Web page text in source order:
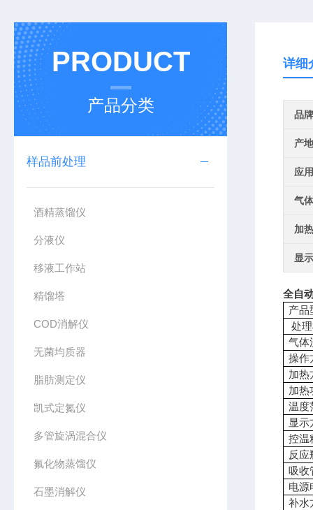
PRODUCT
产品分类
样品前处理
酒精蒸馏仪
分液仪
移液工作站
精馏塔
COD消解仪
无菌均质器
脂肪测定仪
凯式定氮仪
多管旋涡混合仪
氟化物蒸馏仪
石墨消解仪
详细
品牌
产
应
气
加
显
全自
产品
处
气体
操作
加热
加热
温度
显示
控温
反应
吸收
电源
补水